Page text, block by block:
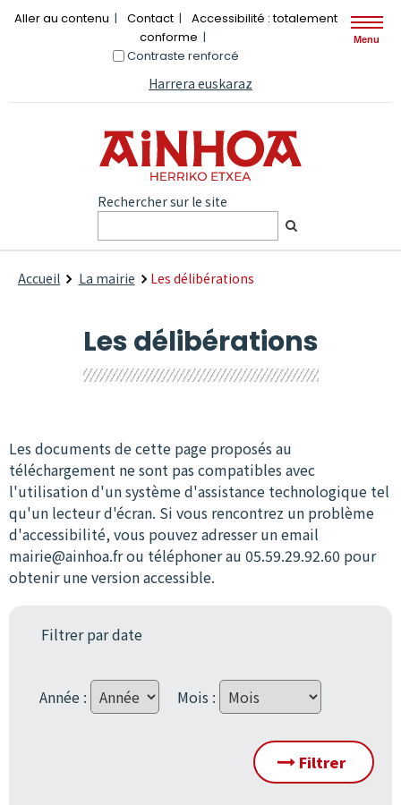
Aller au contenu Contact
Accessibilité : totalement
conforme
Contraste renforcé
Harrera euskaraz
Rechercher sur le site
Menu
Accueil La mairie Les délibérations
Les délibérations
Les documents de cette page proposés au
téléchargement ne sont pas compatibles avec
l'utilisation d'un système d'assistance technologique tel
qu'un lecteur d'écran. Si vous rencontrez un problème
d'accessibilité, vous pouvez adresser un email
mairie@ainhoa.fr ou téléphoner au 05.59.29.92.60 pour
obtenir une version accessible.
Filtrer par date
Année : Mois :
Filtrer